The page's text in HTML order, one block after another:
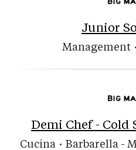
Junior
Management ·
Demi Chef - Cold
Cucina · Barbarella -